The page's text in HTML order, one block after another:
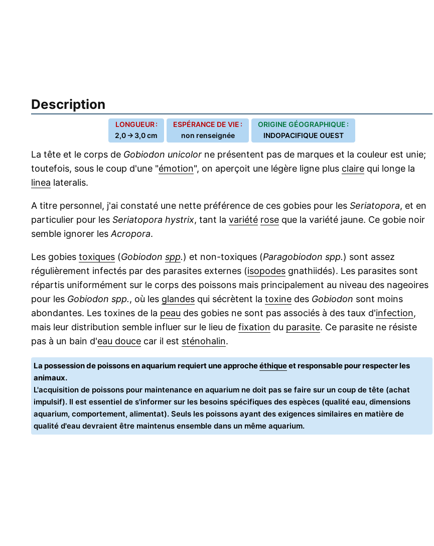
Description
LONGUEUR :
2,0 → 3,0 cm
ESPÉRANCE DE VIE :
non renseignée
ORIGINE GÉOGRAPHIQUE :
INDOPACIFIQUE OUEST
La tête et le corps de Gobiodon unicolor ne présentent pas de marques et la couleur est unie;
toutefois, sous le coup d'une "émotion", on aperçoit une légère ligne plus claire qui longe la
linea lateralis.
A titre personnel, j'ai constaté une nette préférence de ces gobies pour les Seriatopora, et en
particulier pour les Seriatopora hystrix, tant la variété rose que la variété jaune. Ce gobie noir
semble ignorer les Acropora.
Les gobies toxiques (Gobiodon spp.) et non-toxiques (Paragobiodon spp.) sont assez
régulièrement infectés par des parasites externes (isopodes gnathiidés). Les parasites sont
répartis uniformément sur le corps des poissons mais principalement au niveau des nageoires
pour les Gobiodon spp., où les glandes qui sécrètent la toxine des Gobiodon sont moins
abondantes. Les toxines de la peau des gobies ne sont pas associés à des taux d'infection,
mais leur distribution semble influer sur le lieu de fixation du parasite. Ce parasite ne résiste
pas à un bain d'eau douce car il est sténohalin.
La possession de poissons en aquarium requiert une approcheéthiqueet responsable pour respecter les
animaux.
L'acquisition de poissons pour maintenance en aquarium ne doit pas se faire sur un coup de tête (achat
impulsif). Il est essentiel de s'informer sur les besoins spécifiques des espèces (qualité eau, dimensions
aquarium, comportement, alimentat). Seuls les poissons ayant des exigences similaires en matière de
qualité d'eau devraient être maintenus ensemble dans un même aquarium.